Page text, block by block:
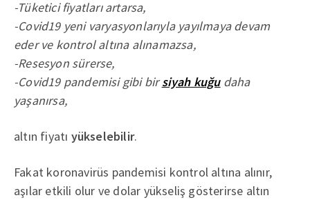
-Tüketici fiyatları artarsa,
-Covid19 yeni varyasyonlarıyla yayılmaya devam
eder ve kontrol altına alınamazsa,
-Resesyon sürerse,
-Covid19 pandemisi gibi birsiyah kuğudaha
yaşanırsa,
altın fiyatı yükselebilir.
Fakat koronavirüs pandemisi kontrol altına alınır,
aşılar etkili olur ve dolar yükseliş gösterirse altın